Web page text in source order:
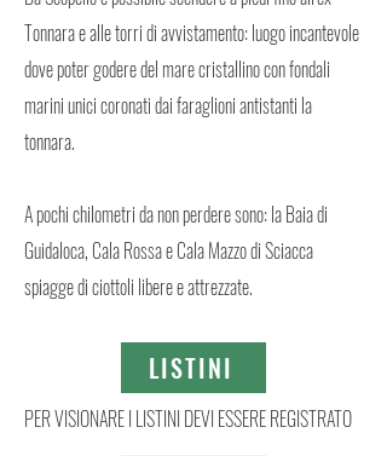
Tonnara e alle torri di avvistamento: luogo incantevole
dove poter godere del mare cristallino con fondali
marini unici coronati dai faraglioni antistanti la
tonnara.
A pochi chilometri da non perdere sono: la Baia di
Guidaloca, Cala Rossa e Cala Mazzo di Sciacca
spiagge di ciottoli libere e attrezzate.
LISTINI
PER VISIONARE I LISTINI DEVI ESSERE REGISTRATO